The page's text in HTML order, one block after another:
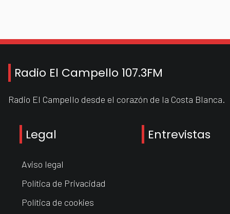
Radio El Campello 107.3FM
Radio El Campello desde el corazón de la Costa Blanca.
Legal
Aviso legal
Política de Privacidad
Política de cookies
Entrevistas